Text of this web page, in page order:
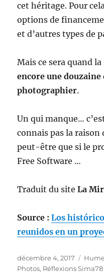
cet héritage. Pour
options de
et d’autres types de
Mais ce sera quand
encore une douzaine
photographier.
Un qui manque…
connais pas la raison
peut-être que si le
Free Software …
Traduit du siteLa
Source :Los
reunidos en un
Publié
le
décembre 4, 2017
Photos, Réflexions Sima78